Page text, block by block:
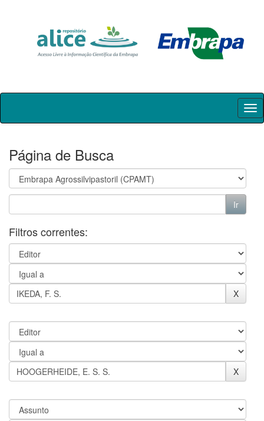
Skip
Página de Busca
Filtros correntes: